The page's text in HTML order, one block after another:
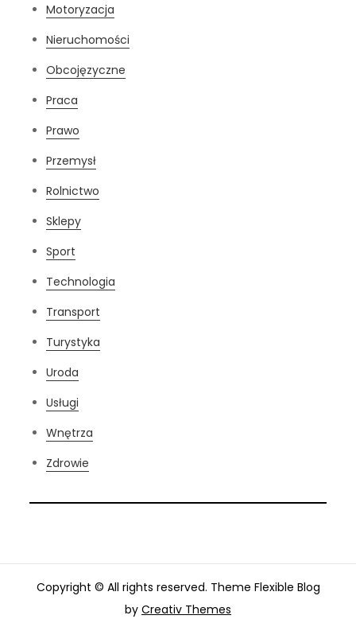
Motoryzacja
Nieruchomości
Obcojęzyczne
Praca
Prawo
Przemysł
Rolnictwo
Sklepy
Sport
Technologia
Transport
Turystyka
Uroda
Usługi
Wnętrza
Zdrowie
Copyright © All rights reserved. Theme Flexible Blog
by Creativ Themes